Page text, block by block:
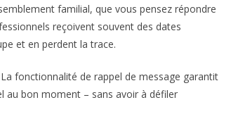
familial, que vous pensez répondre
reçoivent souvent des dates
et en perdent la trace.
fonctionnalité de rappel de message garantit
au bon moment – sans avoir à défiler